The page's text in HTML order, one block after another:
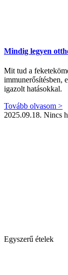
Mindig legyen
Mit tud a
immunerősítésben,
igazolt hatásokkal.
Tovább olvasom >
2025.09.18. Nincs
Egyszerű ételek